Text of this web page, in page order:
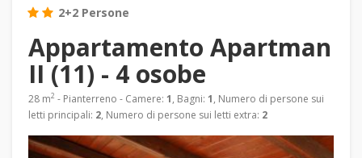
2+2 Persone
Appartamento Apartman
II (11) - 4 osobe
28 m2 - Pianterreno - Camere: 1, Bagni: 1, Numero di persone sui
letti principali: 2, Numero di persone sui letti extra: 2